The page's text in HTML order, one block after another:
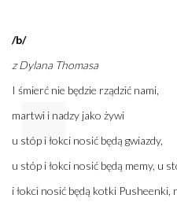
/b/
z Dylana Thomasa
I śmierć nie będzie rządzić nami,
martwi i nadzy jako żywi
u stóp i łokci nosić będą gwiazdy,
u stóp i łokci nosić będą memy, u
i łokci nosić będą kotki Pusheenki,